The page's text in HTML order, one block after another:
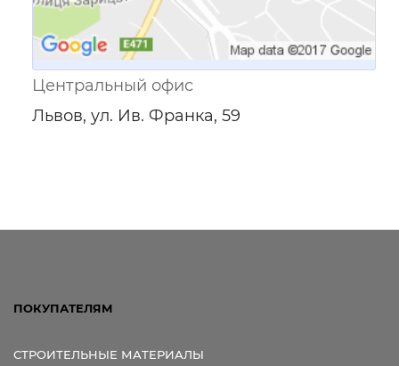
Центральный офис
Львов, ул. Ив. Франка, 59
ПОКУПАТЕЛЯМ
СТРОИТЕЛЬНЫЕ МАТЕРИАЛЫ